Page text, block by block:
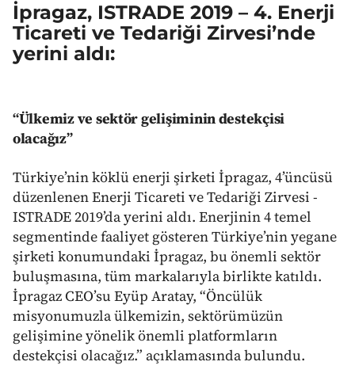
İpragaz, ISTRADE 2019 – 4. Enerji
Ticareti ve Tedariği Zirvesi’nde
yerini aldı:
“Ülkemiz ve sektör gelişiminin destekçisi
olacağız”
Türkiye’nin köklü enerji şirketi İpragaz, 4’üncüsü
düzenlenen Enerji Ticareti ve Tedariği Zirvesi -
ISTRADE 2019’da yerini aldı. Enerjinin 4 temel
segmentinde faaliyet gösteren Türkiye’nin yegane
şirketi konumundaki İpragaz, bu önemli sektör
buluşmasına, tüm markalarıyla birlikte katıldı.
İpragaz CEO’su Eyüp Aratay, “Öncülük
misyonumuzla ülkemizin, sektörümüzün
gelişimine yönelik önemli platformların
destekçisi olacağız.” açıklamasında bulundu.